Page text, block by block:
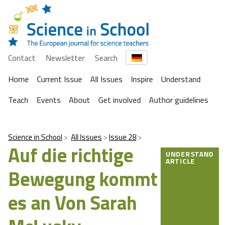
Contact Newsletter
Search
Home
Current Issue All Issues Inspire
Understand
Teach
Events About Get involved Author guidelines
Science in School All Issues Issue 28
Auf die richtige
Bewegung kommt
es an Von Sarah
UNDERSTAND
ARTICLE